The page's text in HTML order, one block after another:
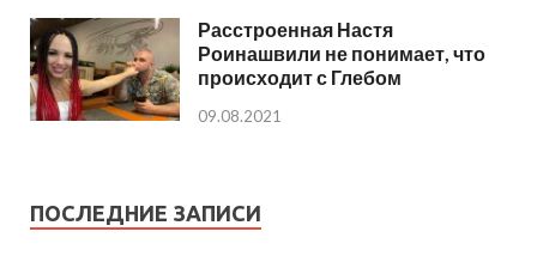
Расстроенная Настя
Роинашвили не понимает, что
происходит с Глебом
09.08.2021
ПОСЛЕДНИЕ ЗАПИСИ